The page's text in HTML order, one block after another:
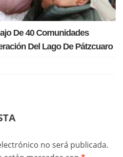
De 40 Comunidades
Del Lago De Pátzcuaro
no será publicada.